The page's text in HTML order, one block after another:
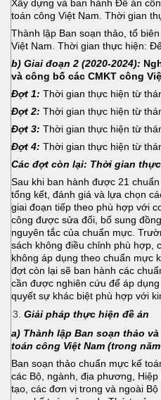
Xây dựng và ban hành Đề án
toán công Việt Nam. Thời gian
Thành lập Ban soạn thảo, tổ
Việt Nam. Thời gian thực hiện:
b) Giai đoạn 2 (2020-2024):
và công bố các CMKT công
Đợt 1: Thời gian thực hiện từ
Đợt 2: Thời gian thực hiện từ
Đợt 3: Thời gian thực hiện từ
Đợt 4: Thời gian thực hiện từ
Các đợt còn lại: Thời gian
Sau khi ban hành được 21
tổng kết, đánh giá và lựa chọn
giai đoạn tiếp theo phù hợp với
công được sửa đổi, bổ sung
nguyên tắc của chuẩn mực.
sách không điều chỉnh phù hợp,
không áp dụng theo chuẩn mực
đợt còn lại sẽ ban hành các
cần được nghiên cứu để áp
quyết sự khác biệt phù hợp với
Giải pháp thực hiện đề án
a) Thành lập Ban soạn thảo
toán công Việt Nam (trong
Ban soạn thảo chuẩn mực kế
các Bộ, ngành, địa phương,
tạo, các đơn vị trong và ngoài